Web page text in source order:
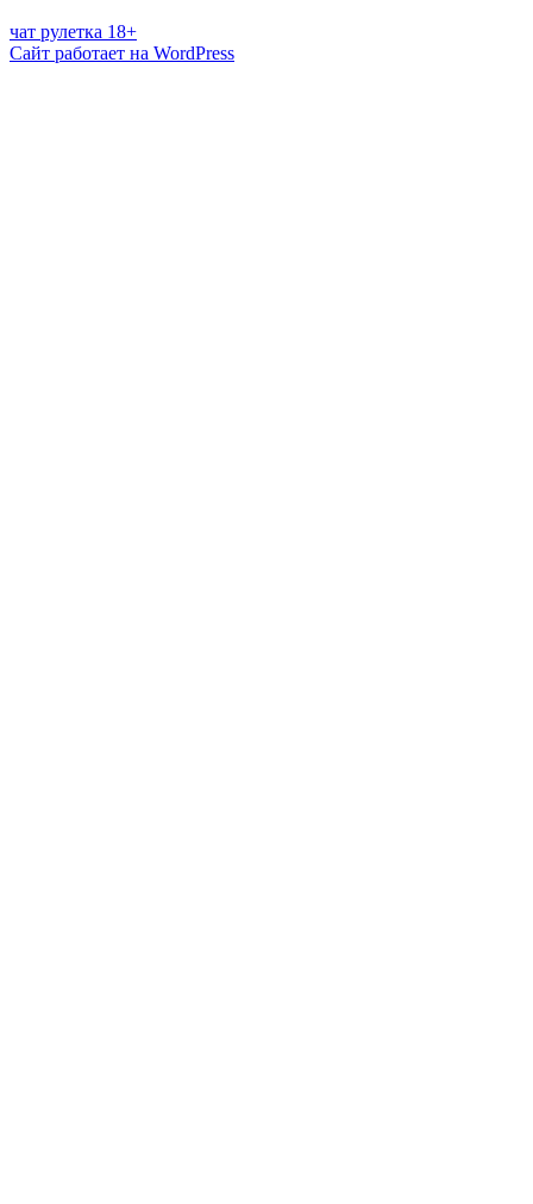
чат рулетка 18+
Сайт работает на WordPress